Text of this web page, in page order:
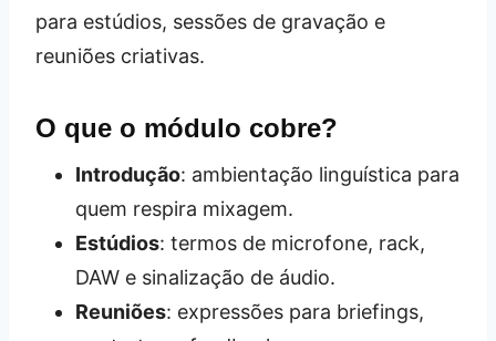
para estúdios, sessões de gravação e
reuniões criativas.
O que o módulo cobre?
Introdução: ambientação linguística para
quem respira mixagem.
Estúdios: termos de microfone, rack,
DAW e sinalização de áudio.
Reuniões: expressões para briefings,